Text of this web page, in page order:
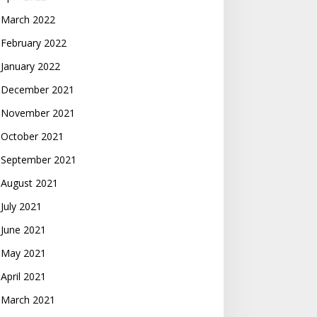
March 2022
February 2022
January 2022
December 2021
November 2021
October 2021
September 2021
August 2021
July 2021
June 2021
May 2021
April 2021
March 2021